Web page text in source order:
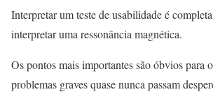
Interpretar um teste de usabilidade é
interpretar uma ressonância magnética.
Os pontos mais importantes são óbvios para
problemas graves quase nunca passam